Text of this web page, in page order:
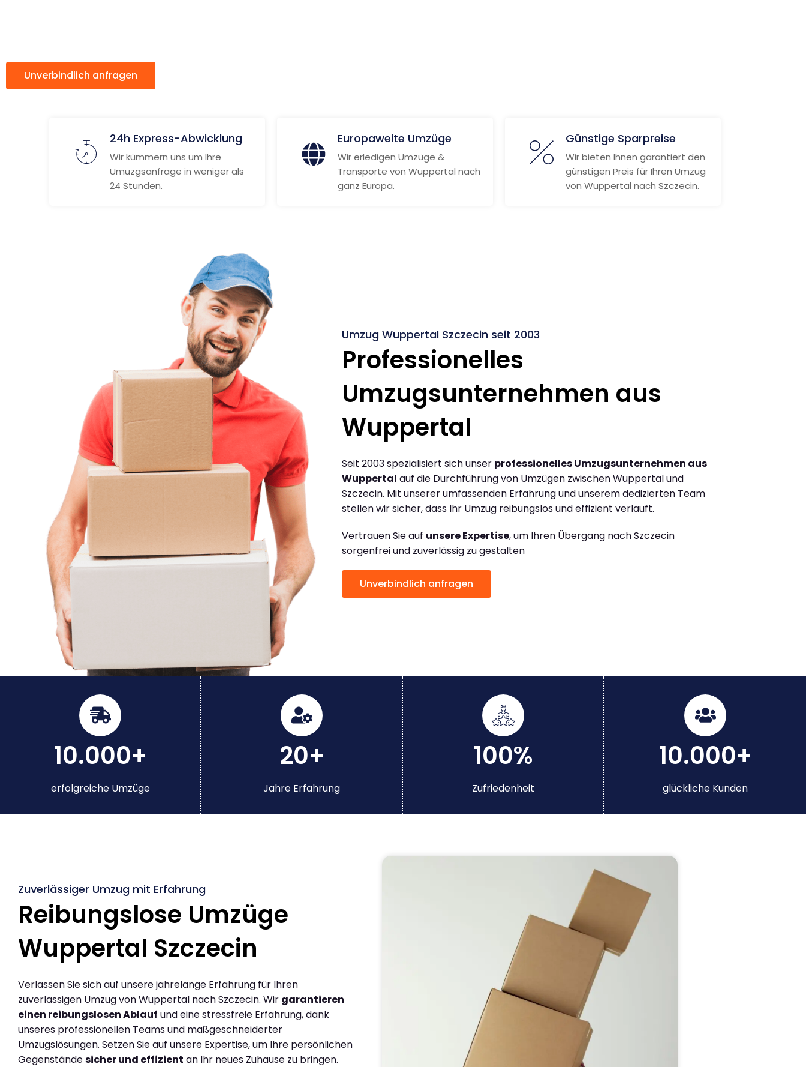
Unverbindlich anfragen
24h Express-Abwicklung
Wir kümmern uns um Ihre
Umuzgsanfrage in weniger als
24 Stunden.
Europaweite Umzüge
Wir erledigen Umzüge &
Transporte von Wuppertal nach
ganz Europa.
Günstige Sparpreise
Wir bieten Ihnen garantiert den
günstigen Preis für Ihren Umzug
von Wuppertal nach Szczecin.
Umzug Wuppertal Szczecin seit 2003
Professionelles
Umzugsunternehmen aus
Wuppertal
Seit 2003 spezialisiert sich unser professionelles Umzugsunternehmen aus
Wuppertal auf die Durchführung von Umzügen zwischen Wuppertal und
Szczecin. Mit unserer umfassenden Erfahrung und unserem dedizierten Team
stellen wir sicher, dass Ihr Umzug reibungslos und effizient verläuft.
Vertrauen Sie auf unsere Expertise, um Ihren Übergang nach Szczecin
sorgenfrei und zuverlässig zu gestalten
Unverbindlich anfragen
10.000+
erfolgreiche Umzüge
20+
Jahre Erfahrung
100%
Zufriedenheit
10.000+
glückliche Kunden
Zuverlässiger Umzug mit Erfahrung
Reibungslose Umzüge
Wuppertal Szczecin
Verlassen Sie sich auf unsere jahrelange Erfahrung für Ihren
zuverlässigen Umzug von Wuppertal nach Szczecin. Wir garantieren
einen reibungslosen Ablauf und eine stressfreie Erfahrung, dank
unseres professionellen Teams und maßgeschneiderter
Umzugslösungen. Setzen Sie auf unsere Expertise, um Ihre persönlichen
Gegenständesicher und effizient an Ihr neues Zuhause zu bringen.